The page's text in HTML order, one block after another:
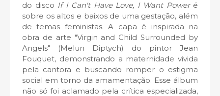
do disco If I Can't Have Love, I Want Power é
sobre os altos e baixos de uma gestação, além
de temas feministas. A capa é inspirada na
obra de arte "Virgin and Child Surrounded by
Angels" (Melun Diptych) do pintor Jean
Fouquet, demonstrando a maternidade vivida
pela cantora e buscando romper o estigma
social em torno da amamentação. Esse álbum
não só foi aclamado pela crítica especializada,